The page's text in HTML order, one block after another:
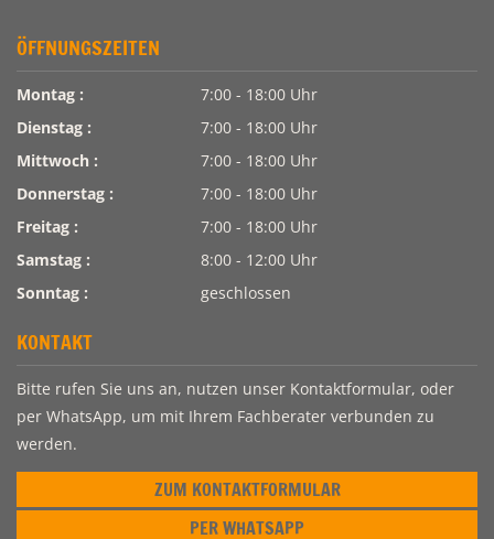
ÖFFNUNGSZEITEN
Montag :
7:00 - 18:00 Uhr
Dienstag :
7:00 - 18:00 Uhr
Mittwoch :
7:00 - 18:00 Uhr
Donnerstag :
7:00 - 18:00 Uhr
Freitag :
7:00 - 18:00 Uhr
Samstag :
8:00 - 12:00 Uhr
Sonntag :
geschlossen
KONTAKT
Bitte rufen Sie uns an, nutzen unser Kontaktformular, oder
per WhatsApp, um mit Ihrem Fachberater verbunden zu
werden.
ZUM KONTAKTFORMULAR
PER WHATSAPP